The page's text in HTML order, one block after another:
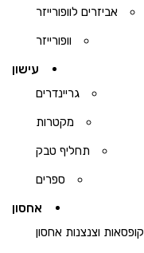
אביזרים לוופורייזר
וופורייזר
עישון
גריינדרים
מקטרות
תחליף טבק
ספרים
אחסון
קופסאות וצנצנות אחסון